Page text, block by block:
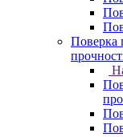
Поверка